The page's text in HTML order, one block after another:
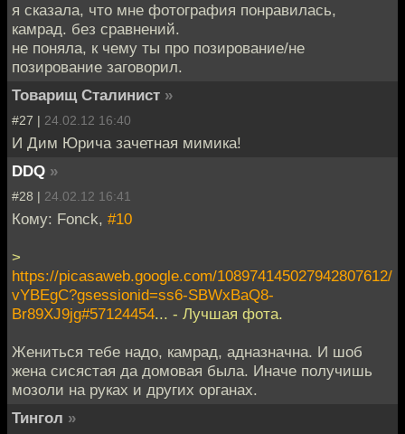
я сказала, что мне фотография понравилась,
камрад. без сравнений.
не поняла, к чему ты про позирование/не
позирование заговорил.
Товарищ Сталинист »
#27 | 24.02.12 16:40
И Дим Юрича зачетная мимика!
DDQ »
#28 | 24.02.12 16:41
Кому: Fonck, #10
>
https://picasaweb.google.com/108974145027942807612/
vYBEgC?gsessionid=ss6-SBWxBaQ8-
Br89XJ9jg#57124454... - Лучшая фота.
Жениться тебе надо, камрад, адназначна. И шоб
жена сисястая да домовая была. Иначе получишь
мозоли на руках и других органах.
Тингол »